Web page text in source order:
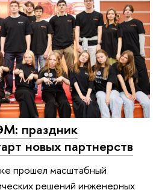
праздник
новых партнерств
прошел масштабный
решений инженерных